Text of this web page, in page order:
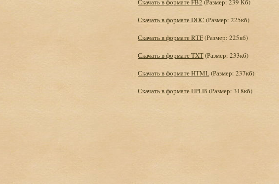
Скачать в формате FB2 (Размер: 239 Кб)
Скачать в формате DOC (Размер: 225кб)
Скачать в формате RTF(Размер: 225кб)
Скачать в формате TXT(Размер: 233кб)
Скачать в формате HTML(Размер: 237кб)
Скачать в формате EPUB (Размер: 318кб)